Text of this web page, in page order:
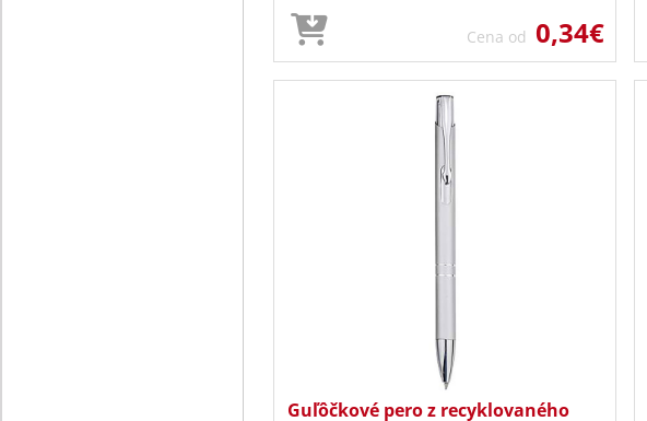
Cena od 0,34€
Guľôčkové pero z recyklovaného